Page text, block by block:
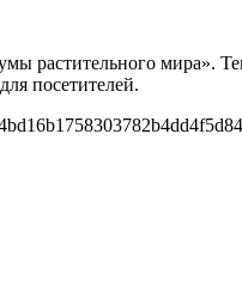
растительного мира».
посетителей.